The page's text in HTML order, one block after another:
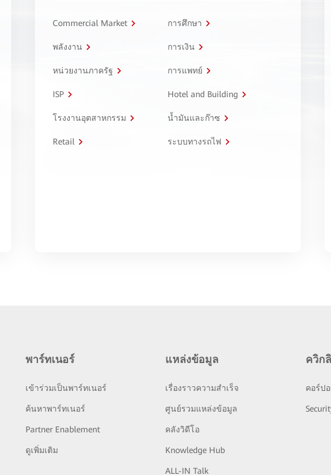
Commercial Market การศึกษา
พลังงาน การเงิน
หน่วยงานภาครัฐ การแพทย์
ISP Hotel and Building
โรงงานอุตสาหกรรม น้ำมันและก๊าซ
Retail ระบบทางรถไฟ
พาร์ทเนอร์
เข้าร่วมเป็นพาร์ทเนอร์
ค้นหาพาร์ทเนอร์
Partner Enablement
ดูเพิ่มเติม
แหล่งข้อมูล
เรื่องราวความสำเร็จ
ศูนย์รวมแหล่งข้อมูล
คลังวิดีโอ
Knowledge Hub
ALL-IN Talk
ควิก
คอร์ป